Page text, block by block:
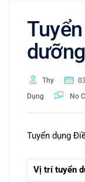
Thy
Dụng
No
Tuyển dụng
Vị trí tuyển